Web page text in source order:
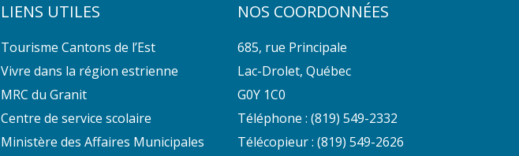
LIENS UTILES
Tourisme Cantons de l’Est
Vivre dans la région estrienne
MRC du Granit
Centre de service scolaire
Ministère des Affaires Municipales
NOS COORDONNÉES
685, rue Principale
Lac-Drolet, Québec
G0Y 1C0
Téléphone : (819) 549-2332
Télécopieur : (819) 549-2626